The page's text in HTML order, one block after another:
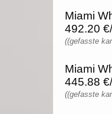
Miami
492.20
((gefasste
Miami
445.88
((gefasste